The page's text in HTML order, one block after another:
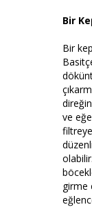
Bir
Bir
ve
girme